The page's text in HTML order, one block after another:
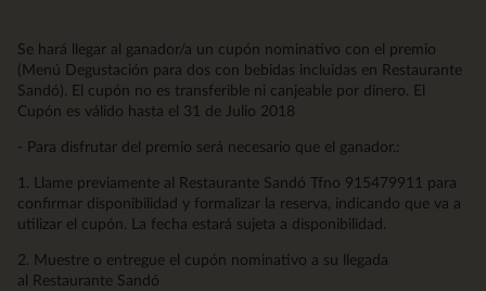
Se hará llegar al ganador/a un cupón nominativo con el premio
(Menú Degustación para dos con bebidas incluidas en Restaurante
Sandó). El cupón no es transferible ni canjeable por dinero. El
Cupón es válido hasta el 31 de Julio 2018
- Para disfrutar del premio será necesario que el ganador.:
1. Llame previamente al Restaurante Sandó Tfno 915479911 para
confirmar disponibilidad y formalizar la reserva, indicando que va a
utilizar el cupón. La fecha estará sujeta a disponibilidad.
2. Muestre o entregue el cupón nominativo a su llegada
al Restaurante Sandó